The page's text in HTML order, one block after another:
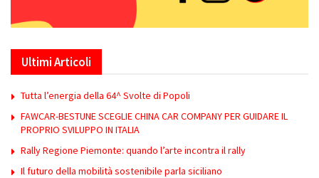
Ultimi Articoli
Tutta l’energia della 64^ Svolte di Popoli
FAWCAR-BESTUNE SCEGLIE CHINA CAR COMPANY PER GUIDARE IL
PROPRIO SVILUPPO IN ITALIA
Rally Regione Piemonte: quando l’arte incontra il rally
Il futuro della mobilità sostenibile parla siciliano